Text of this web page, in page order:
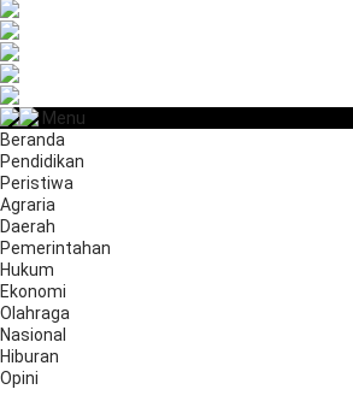
Menu
Beranda
Pendidikan
Peristiwa
Agraria
Daerah
Pemerintahan
Hukum
Ekonomi
Olahraga
Nasional
Hiburan
Opini